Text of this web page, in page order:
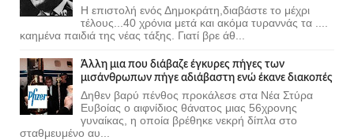
Η επιστολή ενός Δημοκράτη,διαβάστε το μέχρι
τέλους...40 χρόνια μετά και ακόμα τυραννάς τα ....
καημένα παιδιά της νέας τάξης. Γιατί βρε άθ...
Άλλη μια που διάβαζε έγκυρες πήγες των
μισάνθρωπων πήγε αδιάβαστη ενώ έκανε διακοπές
Δηθεν βαρύ πένθος προκάλεσε στα Νέα Στύρα
Ευβοίας ο αιφνίδιος θάνατος μιας 56χρονης
γυναίκας, η οποία βρέθηκε νεκρή δίπλα στο
σταθμευμένο αυ...